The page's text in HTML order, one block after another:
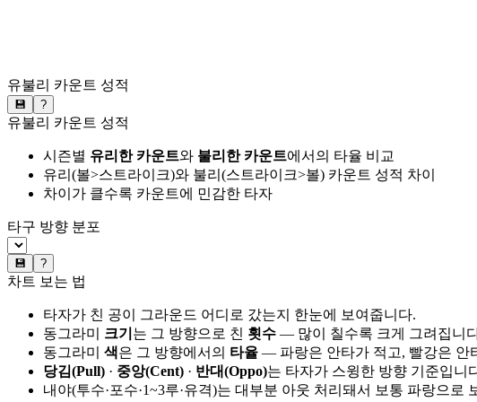
유불리 카운트 성적
💾 ?
유불리 카운트 성적
시즌별 유리한 카운트와 불리한 카운트에서의 타율 비교
유리(볼>스트라이크)와 불리(스트라이크>볼) 카운트 성적 차이
차이가 클수록 카운트에 민감한 타자
타구 방향 분포
💾 ?
차트 보는 법
타자가 친 공이 그라운드 어디로 갔는지 한눈에 보여줍니다.
동그라미 크기 는 그 방향으로 친 횟수 — 많이 칠수록 크게 그려집니
동그라미 색은 그 방향에서의 타율 — 파랑은 안타가 적고, 빨강은 안
당김(Pull) · 중앙(Cent) · 반대(Oppo)는 타자가 스윙한 방향 기준입니
내야(투수·포수·1~3루·유격)는 대부분 아웃 처리돼서 보통 파랑으로